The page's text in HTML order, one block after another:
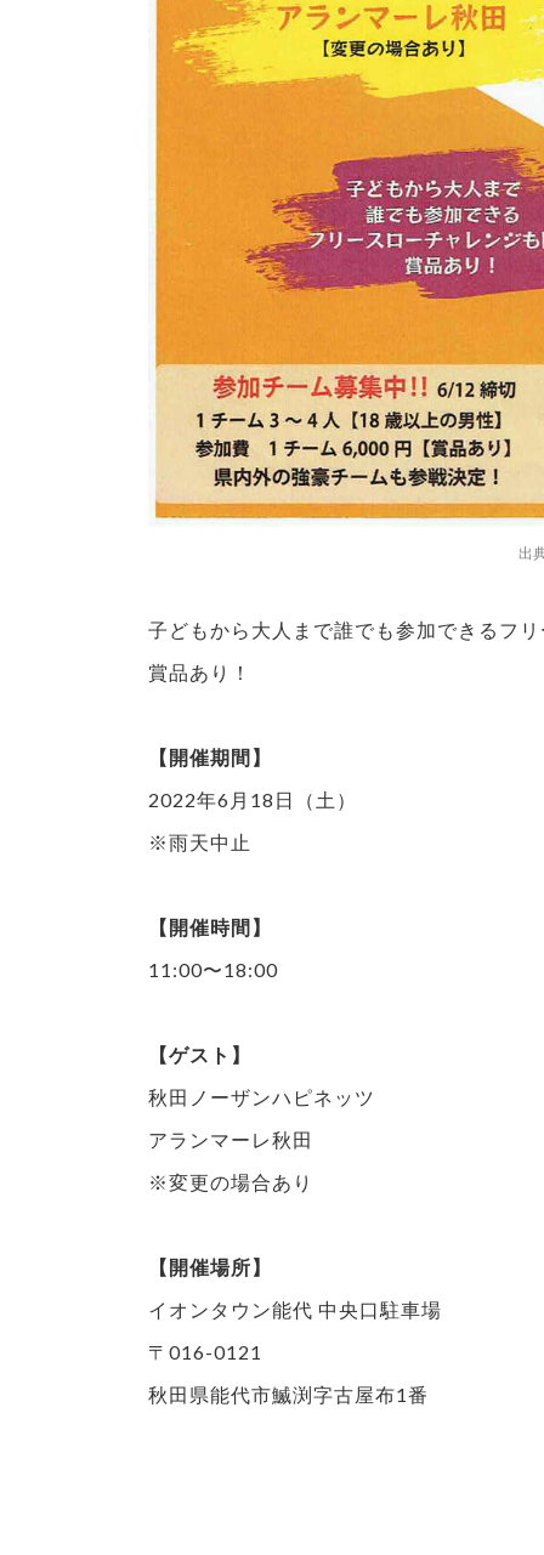
出
子どもから大人まで誰でも参加できるフ
賞品あり！
【開催期間】
2022年6月18日（土）
※雨天中止
【開催時間】
11:00〜18:00
【ゲスト】
秋田ノーザンハピネッツ
アランマーレ秋田
※変更の場合あり
【開催場所】
イオンタウン能代 中央口駐車場
〒016-0121
秋田県能代市鰄渕字古屋布1番